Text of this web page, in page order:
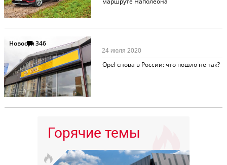
Новости346
Opel снова в России: что пошло не так?
24 июля 2020
Горячие темы